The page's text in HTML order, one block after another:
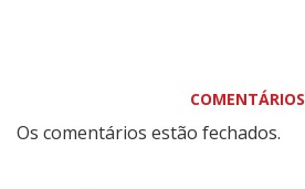
COMENTÁRIOS
Os comentários estão fechados.